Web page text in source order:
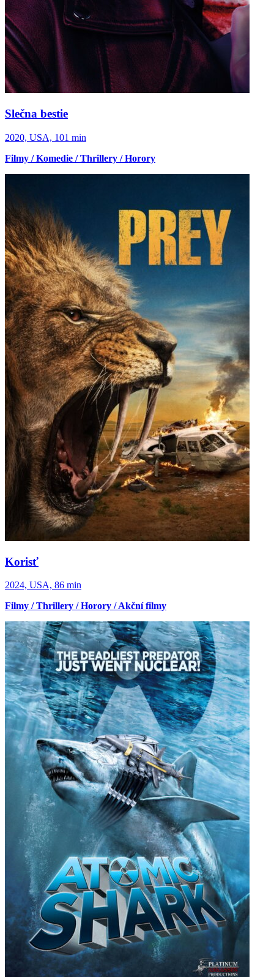
Slečna bestie
2020, USA, 101 min
Filmy / Komedie / Thrillery / Horory
Korisť
2024, USA, 86 min
Filmy / Thrillery / Horory / Akční filmy